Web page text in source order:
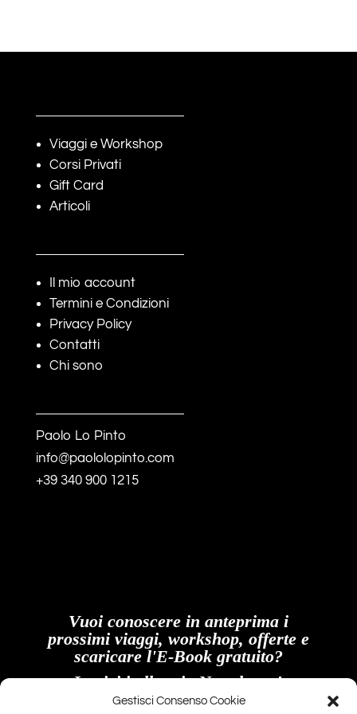
Gestisci Consenso Cookie
da
Viaggi e Workshop
Corsi Privati
Gift Card
Articoli
Il mio account
Termini e Condizioni
Privacy Policy
Contatti
Chi sono
Paolo Lo Pinto
info@paololopinto.com
+39 340 900 1215
Vuoi conoscere in anteprima i
prossimi viaggi, workshop, offerte e
scaricare l'E-Book gratuito?
Iscriviti alla mia Newsletter!